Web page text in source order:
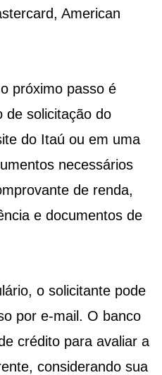
American
próximo passo é
de solicitação do
do Itaú ou em uma
necessários
de renda,
e documentos de
o solicitante pode
por e-mail. O banco
crédito para avaliar a
considerando sua